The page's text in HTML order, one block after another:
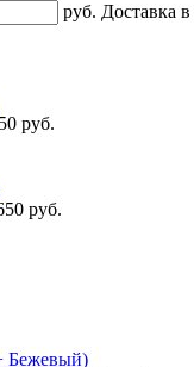
руб. Доставка в
руб.
руб.